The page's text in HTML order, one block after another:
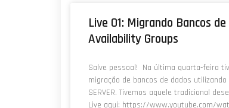
Live 01: Migrando Bancos
Availability Groups
Salve pessoal! Na última quarta-feira
migração de bancos de dados
SERVER. Tivemos aquele tradicional
Live aqui: https://www.youtube.com/